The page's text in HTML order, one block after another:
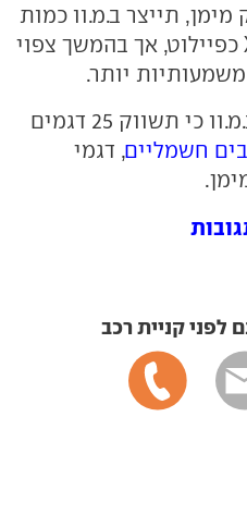
תייצר ב.מ.וו כמות
קטנה יחסית מדגמי ה-X5 כפיילוט, אך בהמשך צפוי
יותר.
עד לשנת 2023 הבטיחה ב.מ.וו כי תשווק 25 דגמים
חשמליים, דגמי
לפני קניית רכב